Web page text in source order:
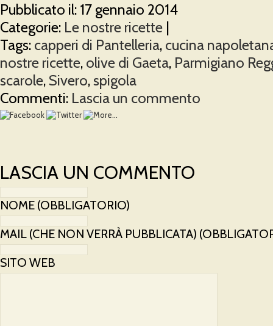
Pubblicato il: 17 gennaio 2014
Categorie: Le nostre ricette |
Tags: capperi di Pantelleria, cucina
nostre ricette, olive di Gaeta, Parmigiano
scarole, Sivero,spigola
Commenti: Lascia un commento
LASCIA UN COMMENTO
NOME (OBBLIGATORIO)
MAIL (CHE NON VERRÀ PUBBLICATA)
SITO WEB